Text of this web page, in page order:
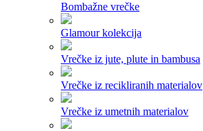
Bombažne vrečke
Glamour kolekcija
Vrečke iz jute, plute in bambusa
Vrečke iz recikliranih materialov
Vrečke iz umetnih materialov